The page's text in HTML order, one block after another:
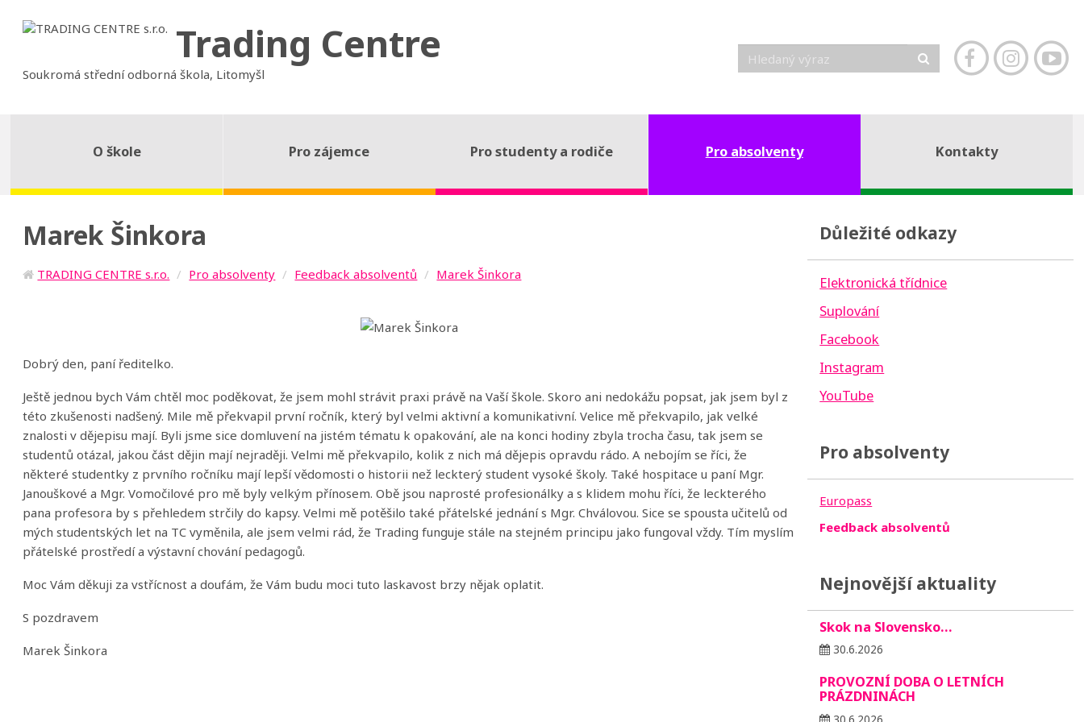
Trading Centre
Soukromá střední odborná škola, Litomyšl
O škole Pro zájemce Pro studenty a rodiče Pro absolventy Kontakty
Marek Šinkora
TRADING CENTRE s.r.o. Pro absolventy Feedback absolventů Marek Šinkora
Dobrý den, paní ředitelko.
Ještě jednou bych Vám chtěl moc poděkovat, že jsem mohl strávit praxi právě na Vaší škole. Skoro ani nedokážu popsat, jak jsem byl z
této zkušenosti nadšený. Mile mě překvapil první ročník, který byl velmi aktivní a komunikativní. Velice mě překvapilo, jak velké
znalosti v dějepisu mají. Byli jsme sice domluvení na jistém tématu k opakování, ale na konci hodiny zbyla trocha času, tak jsem se
studentů otázal, jakou část dějin mají nejraději. Velmi mě překvapilo, kolik z nich má dějepis opravdu rádo. A nebojím se říci, že
některé studentky z prvního ročníku mají lepší vědomosti o historii než leckterý student vysoké školy. Také hospitace u paní Mgr.
Janouškové a Mgr. Vomočilové pro mě byly velkým přínosem. Obě jsou naprosté profesionálky a s klidem mohu říci, že leckterého
pana profesora by s přehledem strčily do kapsy. Velmi mě potěšilo také přátelské jednání s Mgr. Chválovou. Sice se spousta učitelů od
mých studentských let na TC vyměnila, ale jsem velmi rád, že Trading funguje stále na stejném principu jako fungoval vždy. Tím myslím
přátelské prostředí a výstavní chování pedagogů.
Moc Vám děkuji za vstřícnost a doufám, že Vám budu moci tuto laskavost brzy nějak oplatit.
S pozdravem
Marek Šinkora
Důležité odkazy
Elektronická třídnice
Suplování
Facebook
Instagram
YouTube
Pro absolventy
Europass
Feedback absolventů
Nejnovější aktuality
Skok na Slovensko…
30.6.2026
PROVOZNÍ DOBA O LETNÍCH
PRÁZDNINÁCH